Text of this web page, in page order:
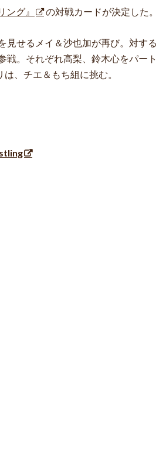
ング』 の対戦カードが決定した。
見せるメイ＆沙也加が再び。対する
。それぞれ高梨、鈴木心をパート
、チエ＆もち組に挑む。